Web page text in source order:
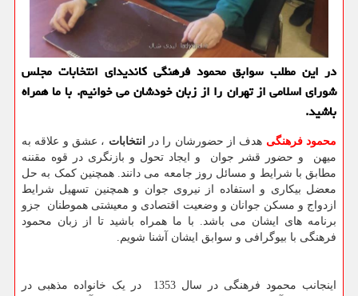
در این مطلب سوابق محمود فرهنگی كاندیدای انتخابات مجلس
شورای اسلامی از تهران را از زبان خودشان می خوانیم. با ما همراه
باشید.
محمود فرهنگی هدف از حضورشان را در انتخابات ، عشق و علاقه به
میهن و حضور قشر جوان و ایجاد تحول و بازنگری در قوه مقننه
مطابق با شرایط و مسائل روز جامعه می دانند. همچنین کمک به حل
معضل بیکاری و استفاده از نیروی جوان و همچنین تسهیل شرایط
ازدواج و مسکن جوانان و وضعیت اقتصادی و معیشتی هموطنان جزو
برنامه های ایشان می باشد. با ما همراه باشید تا از زبان محمود
فرهنگی با بیوگرافی و سوابق ایشان آشنا شویم.
اینجانب محمود فرهنگی در سال 1353 در یک خانواده مذهبی در